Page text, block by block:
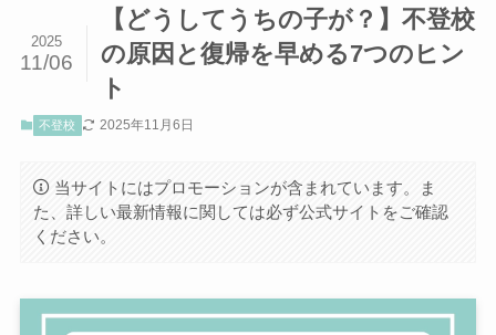
【どうしてうちの子が？】不登校
の原因と復帰を早める7つのヒン
ト
2025
11/06
不登校 2025年11月6日
当サイトにはプロモーションが含まれています。ま
た、詳しい最新情報に関しては必ず公式サイトをご確認
ください。